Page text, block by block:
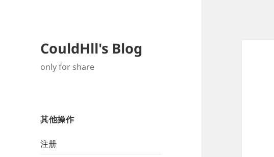
CouldHll's Blog
only for share
其他操作
注册